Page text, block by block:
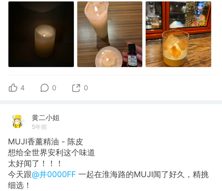
4 0 0
黄二小姐
5年前
MUJI香薰精油 - 陈皮
想给全世界安利这个味道
太好闻了！！！
今天跟@井0000FF 一起在淮海路的MUJI闻了好久，精挑
细选！